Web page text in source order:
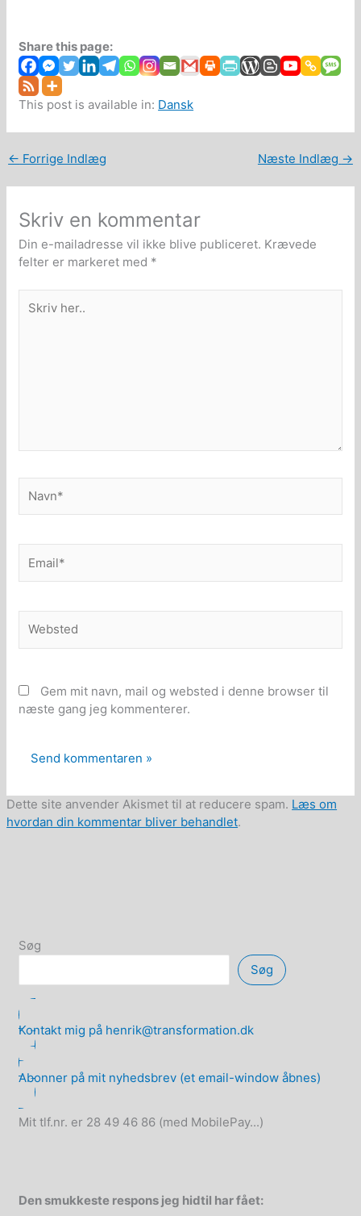
Share this page:
This post is available in: Dansk
← Forrige Indlæg Næste Indlæg →
Skriv en kommentar
Din e-mailadresse vil ikke blive publiceret. Krævede
felter er markeret med *
her..
Gem mit navn, mail og websted i denne browser til
næste gang jeg kommenterer.
Dette site anvender Akismet til at reducere spam. Læs om
hvordan din kommentar bliver behandlet.
Søg
Søg
Kontakt mig på henrik@transformation.dk
Abonner på mit nyhedsbrev (et email-window åbnes)
Mit tlf.nr. er 28 49 46 86 (med MobilePay...)
Den smukkeste respons jeg hidtil har fået: